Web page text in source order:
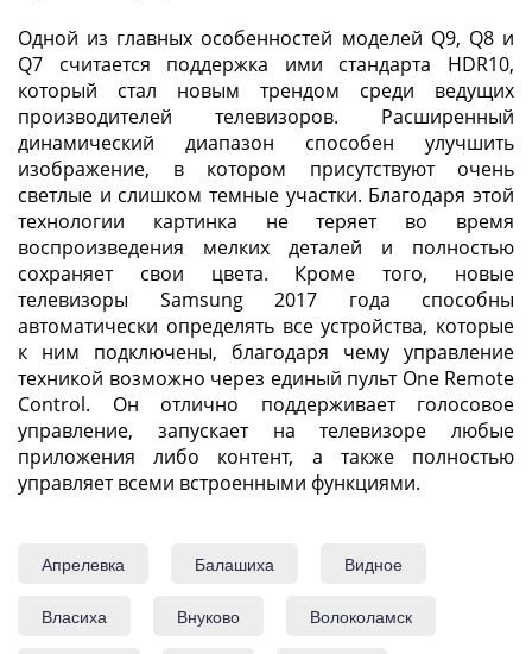
Одной из главных особенностей моделей Q9, Q8 и
Q7 считается поддержка ими стандарта HDR10,
который стал новым трендом среди ведущих
производителей телевизоров. Расширенный
динамический диапазон способен улучшить
изображение, в котором присутствуют очень
светлые и слишком темные участки. Благодаря этой
технологии картинка не теряет во время
воспроизведения мелких деталей и полностью
сохраняет свои цвета. Кроме того, новые
телевизоры Samsung 2017 года способны
автоматически определять все устройства, которые
к ним подключены, благодаря чему управление
техникой возможно через единый пульт One Remote
Control. Он отлично поддерживает голосовое
управление, запускает на телевизоре любые
приложения либо контент, а также полностью
управляет всеми встроенными функциями.
Апрелевка Балашиха Видное
Власиха Внуково Волоколамск